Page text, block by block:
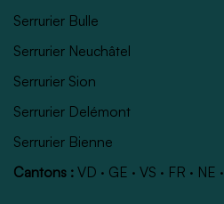
Serrurier Bulle
Serrurier Neuchâtel
Serrurier Sion
Serrurier Delémont
Serrurier Bienne
Cantons : VD · GE · VS · FR · NE ·